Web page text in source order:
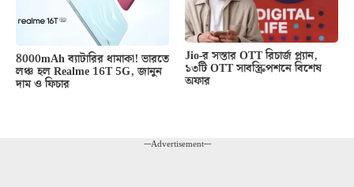
8000mAh ব্যাটারির ধামাকা! ভারতে
লঞ্চ হল Realme 16T 5G, জানুন
দাম ও ফিচার
Jio-র সস্তার OTT রিচার্জ প্ল্যান,
১৩টি OTT সাবস্ক্রিপশনে বিশেষ
অফার
---Advertisement---